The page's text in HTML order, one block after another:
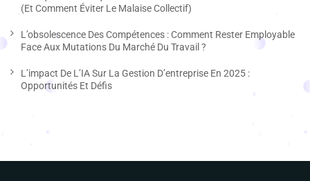
(et Comment Éviter Le Malaise Collectif)
L’obsolescence Des Compétences : Comment Rester Employable
Face Aux Mutations Du Marché Du Travail ?
L’impact De L’IA Sur La Gestion D’entreprise En 2025 :
Opportunités Et Défis